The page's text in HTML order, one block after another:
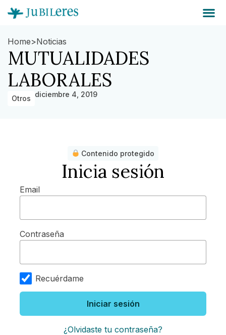
Home>Noticias
MUTUALIDADES
LABORALES
Otros diciembre 4, 2019
Contenido protegido
Inicia sesión
Email
Contraseña
Recuérdame
Iniciar sesión
¿Olvidaste tu contraseña?